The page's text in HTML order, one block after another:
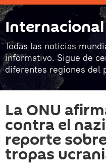
Internacional
Todas las noticias
informativo. Sigue de
diferentes regiones del
La ONU
contra el
reporte
tropas